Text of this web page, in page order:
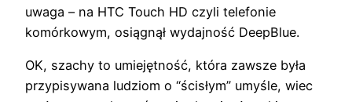
uwaga – na HTC Touch HD czyli telefonie
komórkowym, osiągnął wydajność DeepBlue.
OK, szachy to umiejętność, która zawsze była
przypisywana ludziom o “ścisłym” umyśle, wiec